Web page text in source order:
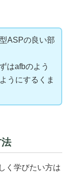
ASPの良い部
はafbのよう
うにするくま
く学びたい方は